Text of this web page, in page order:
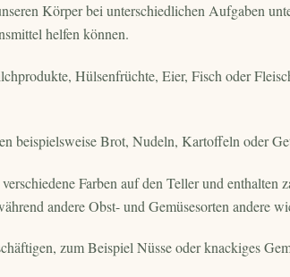
Körper bei unterschiedlichen Aufgaben
helfen können.
Hülsenfrüchte, Eier, Fisch oder
beispielsweise Brot, Nudeln, Kartoffeln oder
Farben auf den Teller und enthalten
andere Obst- und Gemüsesorten andere
zum Beispiel Nüsse oder knackiges